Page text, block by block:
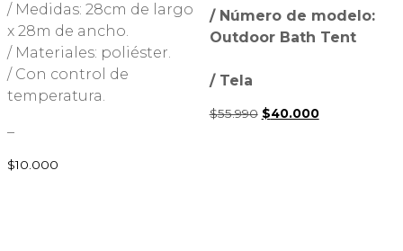
/ Medidas: 28cm de largo
x 28m de ancho.
/ Materiales: poliéster.
/ Con control de
temperatura.
–
$10.000
/ Número de modelo:
Outdoor Bath Tent
/ Tela
$55.990 El
$40.000El